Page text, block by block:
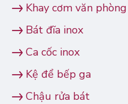
Khay cơm văn phòng
Bát đĩa inox
Ca cốc inox
Kệ để bếp ga
Chậu rửa bát